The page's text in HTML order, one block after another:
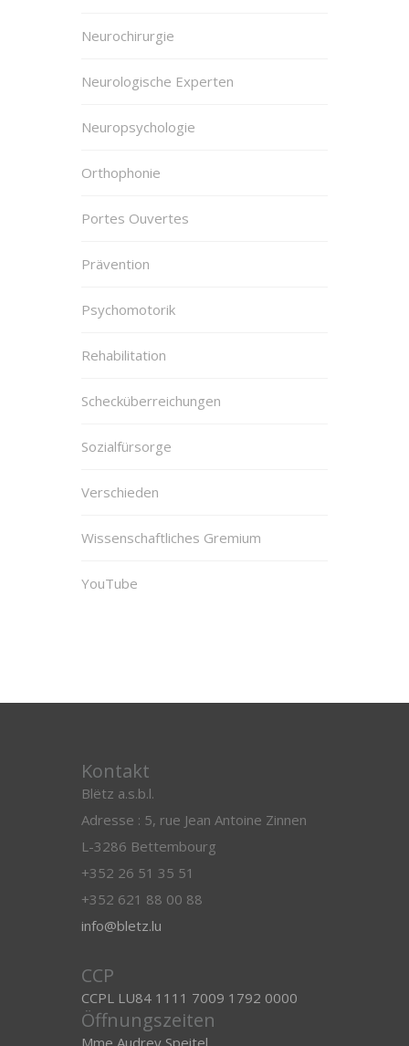
Neurochirurgie
Neurologische Experten
Neuropsychologie
Orthophonie
Portes Ouvertes
Prävention
Psychomotorik
Rehabilitation
Schecküberreichungen
Sozialfürsorge
Verschieden
Wissenschaftliches Gremium
YouTube
Kontakt
Blëtz a.s.b.l.
Adresse : 5, rue Jean Antoine Zinnen
L-3286 Bettembourg
+352 26 51 35 51
+352 621 88 00 88
info@bletz.lu
CCP
CCPL LU84 1111 7009 1792 0000
Öffnungszeiten
Mme Audrey Speitel